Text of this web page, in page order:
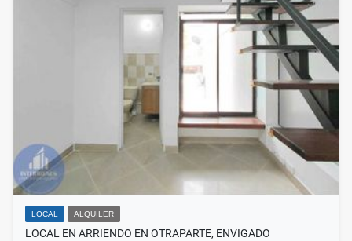
LOCAL ALQUILER
LOCAL EN ARRIENDO EN OTRAPARTE, ENVIGADO